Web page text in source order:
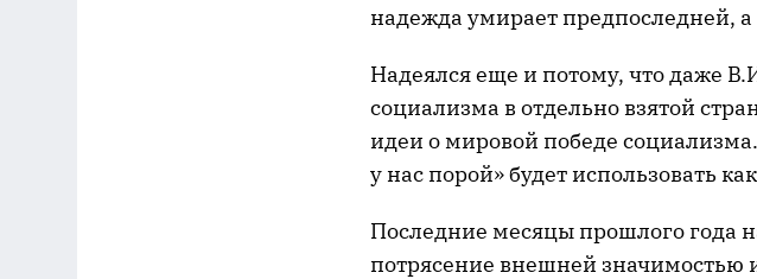
надежда умирает предпоследней, а
Надеялся еще и потому, что даже
социализма в отдельно взятой
идеи о мировой победе
у нас порой» будет использовать
Последние месяцы прошлого года
потрясение внешней значимостью